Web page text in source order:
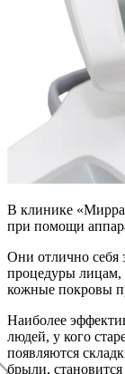
В клинике
при помощи
Они отлично себя
процедуры лицам,
кожные покровы
Наиболее
людей, у кого
появляются
брыли,